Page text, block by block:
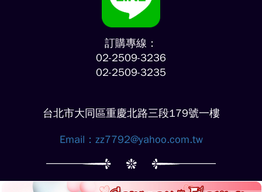
訂購專線：
02-2509-3236
02-2509-3235
台北市大同區重慶北路三段179號一樓
Email： zz7792@yahoo.com.tw